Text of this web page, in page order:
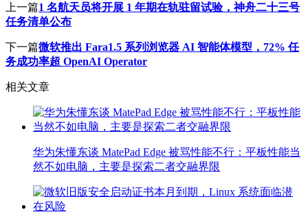
上一篇1 名航天员将开展 1 年期在轨驻留试验，神舟二十三号
任务清单公布
下一篇微软推出 Fara1.5 系列浏览器 AI 智能体模型，72% 任
务成功率超 OpenAI Operator
相关文章
华为朱懂东谈 MatePad Edge 被骂性能不行：平板性能当
然不如电脑，主要是探索二者交融界限